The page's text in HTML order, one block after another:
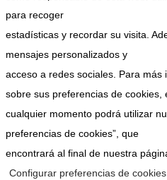
para recoger
estadísticas y recordar su visita.
mensajes personalizados y
acceso a redes sociales. Para más
sobre sus preferencias de cookies,
cualquier momento podrá utilizar
preferencias de cookies”, que
encontrará al final de nuestra
Configurar preferencias de cookies